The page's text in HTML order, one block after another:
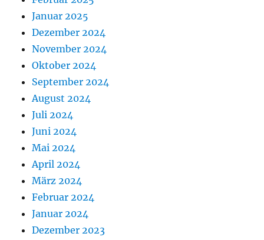
Januar 2025
Dezember 2024
November 2024
Oktober 2024
September 2024
August 2024
Juli 2024
Juni 2024
Mai 2024
April 2024
März 2024
Februar 2024
Januar 2024
Dezember 2023